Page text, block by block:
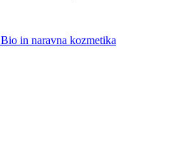
Bio in naravna kozmetika